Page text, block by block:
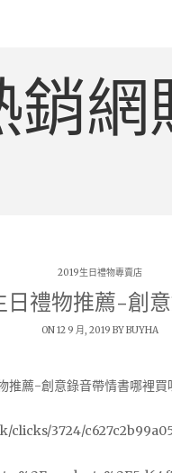
銷網
2019生日禮物專賣店
日禮物推薦-創
ON 12 9 月, 2019 BYBUYHA
推薦-創意錄音帶情書哪裡買
clicks/3724/